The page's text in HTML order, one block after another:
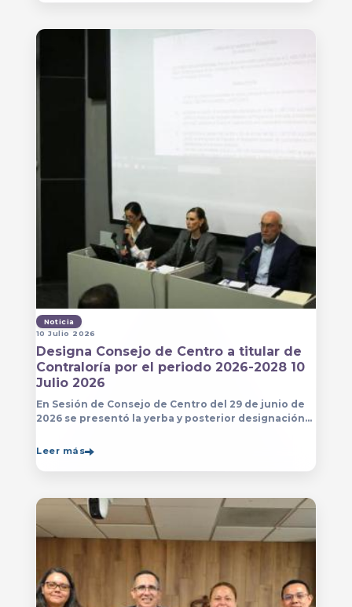
Noticia
10 Julio 2026
Designa Consejo de Centro a titular de
Contraloría por el periodo 2026-2028 10
Julio 2026
En Sesión de Consejo de Centro del 29 de junio de
2026 se presentó la yerba y posterior designación
del Centro Universitario de Arte, Arquitectura
Leer más